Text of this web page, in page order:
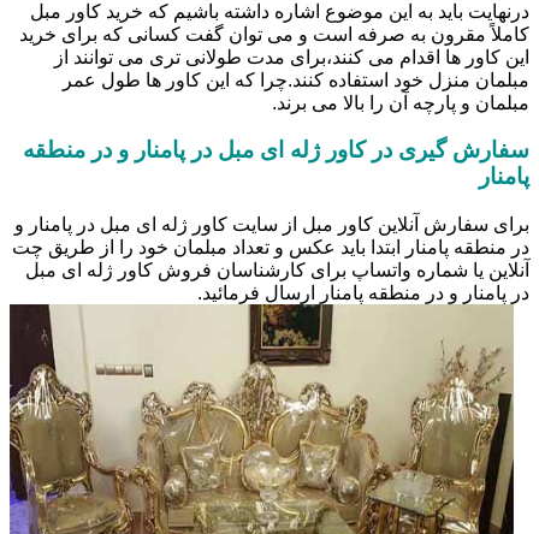
درنهایت باید به این موضوع اشاره داشته باشیم که خرید کاور مبل
کاملاً مقرون به صرفه است و می توان گفت کسانی که برای خرید
این کاور ها اقدام می کنند،برای مدت طولانی تری می توانند از
مبلمان منزل خود استفاده کنند.چرا که این کاور ها طول عمر
مبلمان و پارچه آن را بالا می برند.
سفارش گیری در کاور ژله ای مبل در پامنار و در منطقه
پامنار
برای سفارش آنلاین کاور مبل از سایت کاور ژله ای مبل در پامنار و
در منطقه پامنار ابتدا باید عکس و تعداد مبلمان خود را از طریق چت
آنلاین یا شماره واتساپ برای کارشناسان فروش کاور ژله ای مبل
در پامنار و در منطقه پامنار ارسال فرمائید.